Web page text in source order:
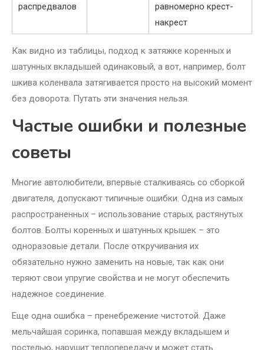
распредвалов
равномерно крест-
накрест
Как видно из таблицы, подход к затяжке коренных и
шатунных вкладышей одинаковый, а вот, например, болт
шкива коленвала затягивается просто на высокий момент
без доворота. Путать эти значения нельзя.
Частые ошибки и полезные
советы
Многие автолюбители, впервые сталкиваясь со сборкой
двигателя, допускают типичные ошибки. Одна из самых
распространенных – использование старых, растянутых
болтов. Болты коренных и шатунных крышек – это
одноразовые детали. После откручивания их
обязательно нужно заменить на новые, так как они
теряют свои упругие свойства и не могут обеспечить
надежное соединение.
Еще одна ошибка – пренебрежение чистотой. Даже
мельчайшая соринка, попавшая между вкладышем и